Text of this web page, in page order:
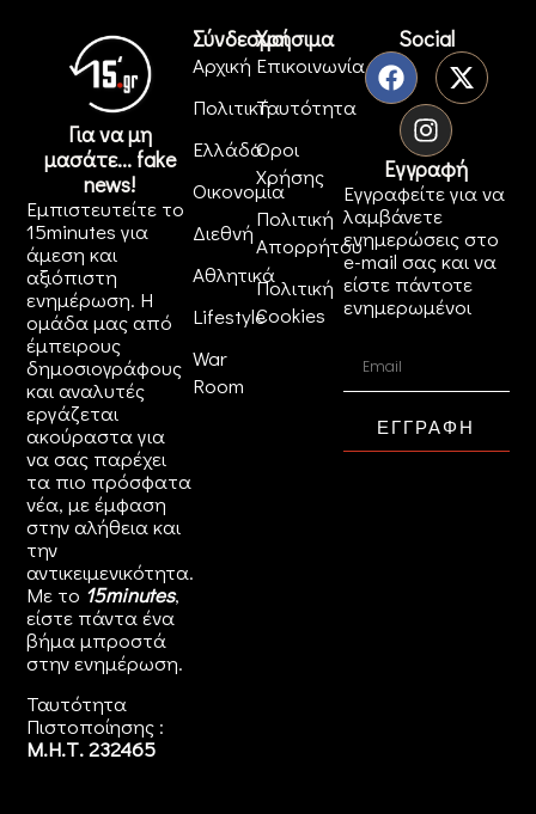
Για να μη
μασάτε... fake
news!
Εμπιστευτείτε το
15minutes για
άμεση και
αξιόπιστη
ενημέρωση. Η
ομάδα μας από
έμπειρους
δημοσιογράφους
και αναλυτές
εργάζεται
ακούραστα για
να σας παρέχει
τα πιο πρόσφατα
νέα, με έμφαση
στην αλήθεια και
την
αντικειμενικότητα.
Με το 15minutes,
είστε πάντα ένα
βήμα μπροστά
στηνενημέρωση.
Ταυτότητα
Πιστοποίησης :
Μ.Η.Τ. 232465
Σύνδεσμοι
Αρχική
Πολιτική
Ελλάδα
Οικονομία
Διεθνή
Αθλητικά
Lifestyle
War
Room
Χρήσιμα
Επικοινωνία
Ταυτότητα
Όροι
Χρήσης
Πολιτική
Απορρήτου
Πολιτική
Cookies
Social
Εγγραφή
Εγγραφείτε για να
λαμβάνετε
ενημερώσεις στο
e-mail σας και να
είστε πάντοτε
ενημερωμένοι
ΕΓΓΡΑΦΗ